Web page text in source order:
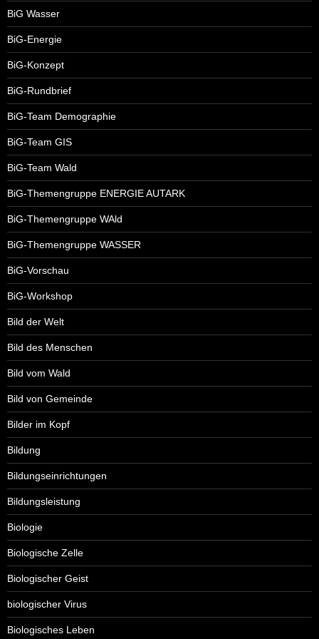
BiG Wasser
BiG-Energie
BiG-Konzept
BiG-Rundbrief
BiG-Team Demographie
BiG-Team GIS
BiG-Team Wald
BiG-Themengruppe ENERGIE AUTARK
BiG-Themengruppe WAld
BiG-Themengruppe WASSER
BiG-Vorschau
BiG-Workshop
Bild der Welt
Bild des Menschen
Bild vom Wald
Bild von Gemeinde
Bilder im Kopf
Bildung
Bildungseinrichtungen
Bildungsleistung
Biologie
Biologische Zelle
Biologischer Geist
biologischer Virus
Biologisches Leben